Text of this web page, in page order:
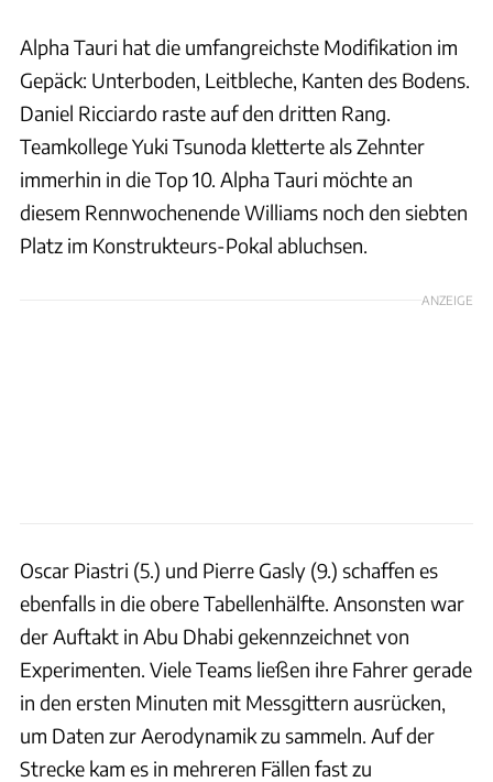
Alpha Tauri hat die umfangreichste Modifikation im
Gepäck: Unterboden, Leitbleche, Kanten des Bodens.
Daniel Ricciardo raste auf den dritten Rang.
Teamkollege Yuki Tsunoda kletterte als Zehnter
immerhin in die Top 10. Alpha Tauri möchte an
diesem Rennwochenende Williams noch den siebten
Platz im Konstrukteurs-Pokal abluchsen.
ANZEIGE
Oscar Piastri (5.) und Pierre Gasly (9.) schaffen es
ebenfalls in die obere Tabellenhälfte. Ansonsten war
der Auftakt in Abu Dhabi gekennzeichnet von
Experimenten. Viele Teams ließen ihre Fahrer gerade
in den ersten Minuten mit Messgittern ausrücken,
um Daten zur Aerodynamik zu sammeln. Auf der
Strecke kam es in mehreren Fällen fast zu